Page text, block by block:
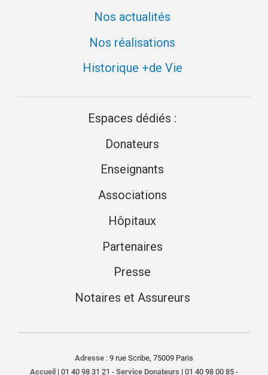
Nos actualités
Nos réalisations
Historique +de Vie
Espaces dédiés :
Donateurs
Enseignants
Associations
Hôpitaux
Partenaires
Presse
Notaires et Assureurs
Adresse : 9 rue Scribe, 75009 Paris
Accueil | 01 40 98 31 21 - Service Donateurs | 01 40 98 00 85 -